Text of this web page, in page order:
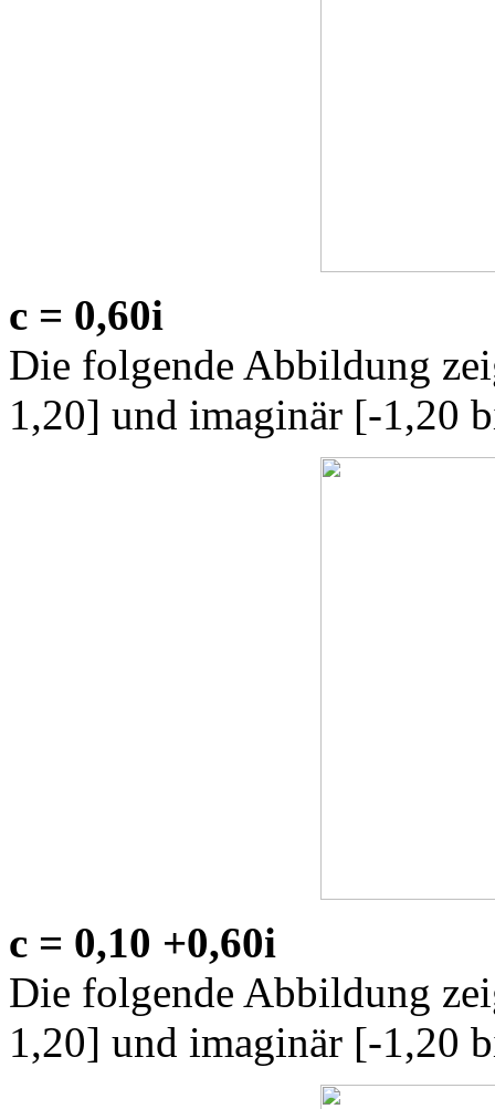
c = 0,60i
Die folgende Abbildung
1,20] und imaginär [-1,20
c = 0,10 +0,60i
Die folgende Abbildung
1,20] und imaginär [-1,20